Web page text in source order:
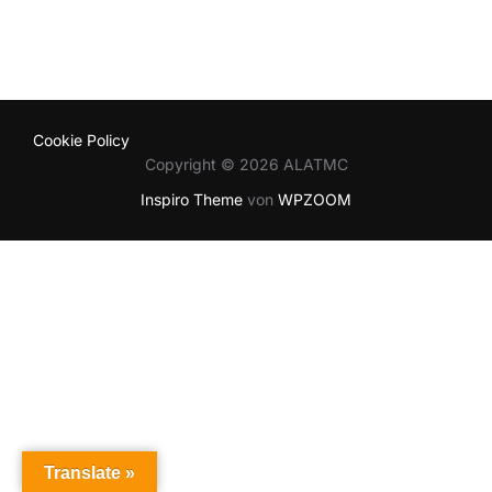
Cookie Policy
Copyright © 2026 ALATMC
Inspiro Theme von WPZOOM
Translate »